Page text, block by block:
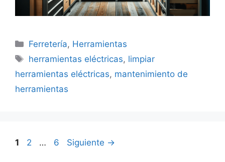
Categorías
Ferretería, Herramientas
Etiquetas
herramientas eléctricas, limpiar
herramientas eléctricas, mantenimiento de
herramientas
Página
1 Página
2 … Página
6 Siguiente →